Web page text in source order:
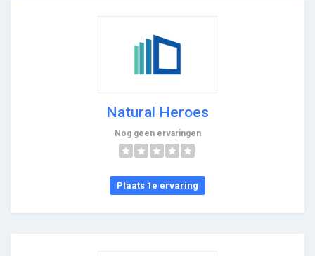
Natural Heroes
Nog geen ervaringen
Plaats 1e ervaring